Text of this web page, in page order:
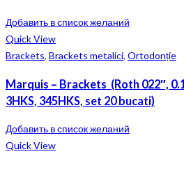
Добавить в список желаний
Quick View
Brackets, Brackets metalici, Ortodonție
Marquis – Brackets (Roth 022″,
3HKS, 345HKS, set 20 bucati)
Добавить в список желаний
Quick View